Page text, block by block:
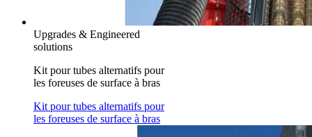
Upgrades & Engineered
solutions
Kit pour tubes alternatifs pour
les foreuses de surface à bras
Kit pour tubes alternatifs pour
les foreuses de surface à bras